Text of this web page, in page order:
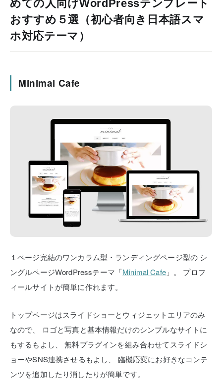
めての人向けWordPressテンプレート
おすすめ５選（初心者向き日本語スマ
ホ対応テーマ）
Minimal Cafe
１ページ完結のワンカラム型・ランディングページ型の シ
ングルページWordPressテーマ「Minimal Cafe」。
プロフ
ィールサイトが簡単に作れます。
トップページはスライドショーとウィジェットエリアのみ
なので、
ロゴと写真と基本情報だけのシンプルなサイトに
もするもよし、
無料プラグインを組み合わせてスライドシ
ョーやSNS連携させるもよし、
臨機応変にお好きなコンテ
ンツを追加したり消したりが簡単です。